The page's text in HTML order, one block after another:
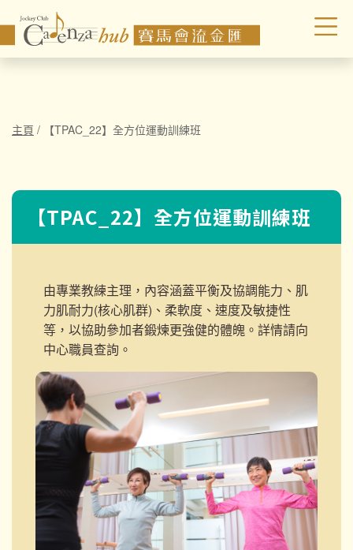
主頁 / 【TPAC_22】全方位運動訓練班
【TPAC_22】全方位運動訓練班
由專業教練主理，內容涵蓋平衡及協調能力、肌
力肌耐力(核心肌群)、柔軟度、速度及敏捷性
等，以協助參加者鍛煉更強健的體魄。詳情請向
中心職員查詢。